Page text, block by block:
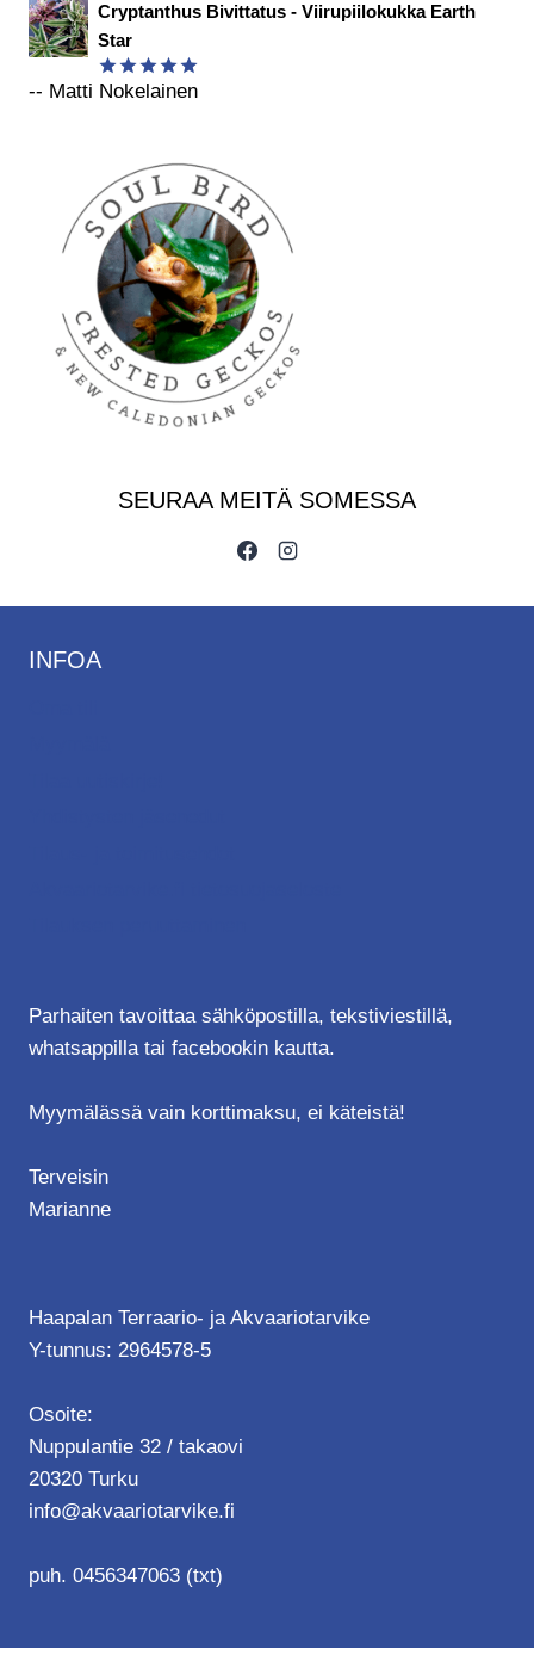
5/ 5
Cryptanthus Bivittatus - Viirupiilokukka Earth
Star
Arvostelu
-- Matti Nokelainen
SEURAA MEITÄ SOMESSA
INFOA
Parhaiten tavoittaa sähköpostilla, tekstiviestillä,
whatsappilla tai facebookin kautta.
Myymälässä vain korttimaksu, ei käteistä!
Terveisin
Marianne
Haapalan Terraario- ja Akvaariotarvike
Y-tunnus: 2964578-5
Osoite:
Nuppulantie 32 / takaovi
20320 Turku
info@akvaariotarvike.fi
puh. 0456347063 (txt)